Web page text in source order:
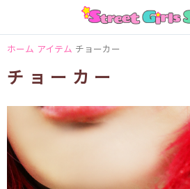
ホーム アイテム チョーカー
チョーカー